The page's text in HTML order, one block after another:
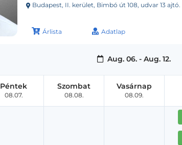
Budapest, II. kerület, Bimbó út 108, udvar 13
Árlista Adatlap
Aug. 06. - Aug. 12.
Péntek
08.07.
Szombat
08.08.
Vasárnap
08.09.